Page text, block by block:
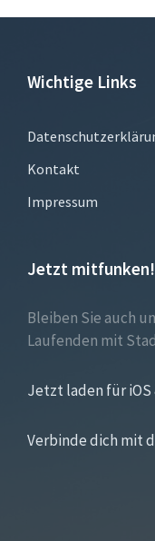
Wichtige Links
Kontakt
Impressum
Jetzt mitfunken!
Bleiben Sie auch
Laufenden mit
Jetzt laden für iOS
Verbinde dich mit